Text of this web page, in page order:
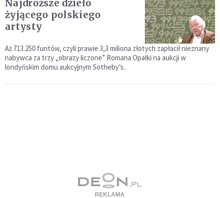
Najdroższe dzieło
żyjącego polskiego
artysty
Aż 713.250 funtów, czyli prawie 3,3 miliona złotych zapłacił nieznany
nabywca za trzy „obrazy liczone” Romana Opałki na aukcji w
londyńskim domu aukcyjnym Sotheby’s.